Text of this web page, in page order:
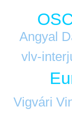
Angyal
Vigvári
vlv-